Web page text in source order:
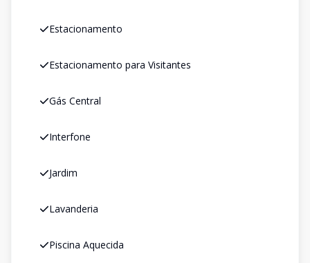
Estacionamento
Estacionamento para Visitantes
Gás Central
Interfone
Jardim
Lavanderia
Piscina Aquecida